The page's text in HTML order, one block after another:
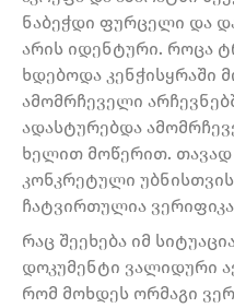
ნაბეჭდი ფურცელი და
არის იდენტური. როცა
ხდებოდა კენჭისყრაში
ამომრჩეველი
ადასტურებდა
ხელით მოწერით. თავად
კონკრეტული
ჩატვირთულია
რაც შეეხება იმ
დოკუმენტი ვალიდური
რომ მოხდეს ორმაგი